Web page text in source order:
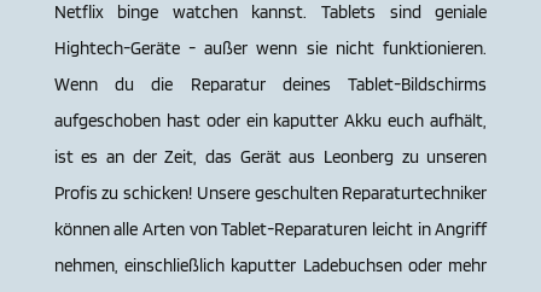
Netflix binge watchen kannst. Tablets sind geniale
Hightech-Geräte - außer wenn sie nicht funktionieren.
Wenn du die Reparatur deines Tablet-Bildschirms
aufgeschoben hast oder ein kaputter Akku euch aufhält,
ist es an der Zeit, das Gerät aus Leon­berg zu unseren
Profis zu schicken! Unsere geschulten Reparaturtechniker
können alle Arten von Tablet-Reparaturen leicht in Angriff
nehmen, einschließlich kaputter Ladebuchsen oder mehr